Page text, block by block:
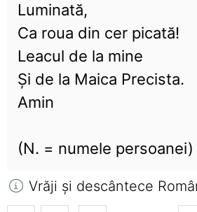
Luminată,
Ca roua din cer picată!
Leacul de la mine
Şi de la Maica Precista.
Amin
(N. = numele persoanei)
Vrăji și descântece